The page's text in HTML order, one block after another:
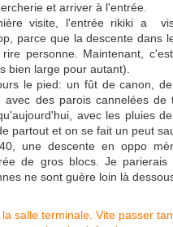
et arriver à l'entrée.
visite, l'entrée rikiki a
parce que la descente dans
personne. Maintenant,
bien large pour autant).
le pied: un fût de canon,
des parois cannelées de
avec les pluies
partout et on se fait un peut
une descente en oppo
de gros blocs. Je
ne sont guère loin là